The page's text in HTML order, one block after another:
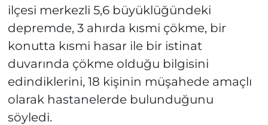
ilçesi merkezli 5,6 büyüklüğündeki
depremde, 3 ahırda kısmi çökme, bir
konutta kısmi hasar ile bir istinat
duvarında çökme olduğu bilgisini
edindiklerini, 18 kişinin müşahede amaçlı
olarak hastanelerde bulunduğunu
söyledi.